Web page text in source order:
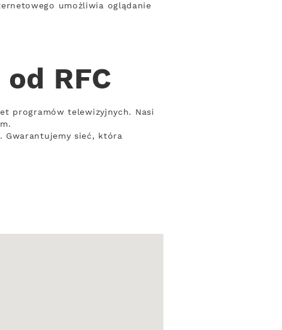
umożliwia oglądanie
RFC
programów telewizyjnych. Nasi
sieć, która